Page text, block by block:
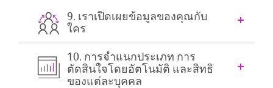
9. เราเปิดเผยข้อมูลของคุณกับ
ใคร
10. การจำแนกประเภท การ
ตัดสินใจโดยอัตโนมัติ และสิทธิ
ของแต่ละบุคคล